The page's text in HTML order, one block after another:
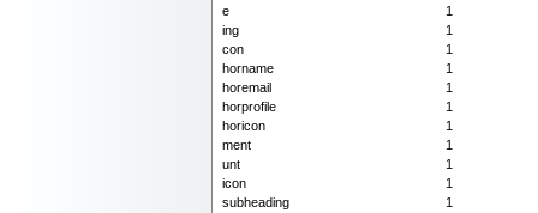
e
1
ing
1
con
1
horname
1
horemail
1
horprofile
1
horicon
1
ment
1
unt
1
icon
1
subheading
1